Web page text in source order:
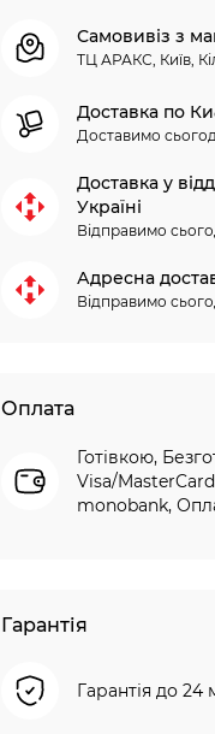
Самовивіз з
ТЦ АРАКС, Київ,
Доставка по
Доставимо
Доставка у
Україні
Відправимо
Адресна
Відправимо
Оплата
Готівкою,
Visa/
monobank,
Гарантія
Гарантія до 24